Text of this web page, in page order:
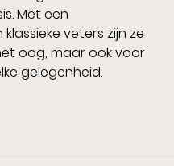
Met een
veters zijn ze
oog, maar ook voor
gelegenheid.